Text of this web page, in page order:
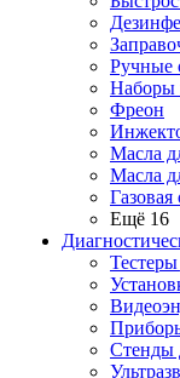
Ручные
Наборы
Фреон
Масла
Масла
Газовая
Ещё 16
Стенды